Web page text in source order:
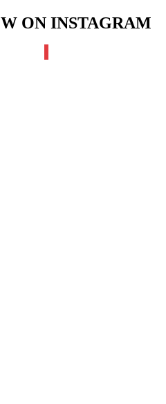
ON INSTAGRAM